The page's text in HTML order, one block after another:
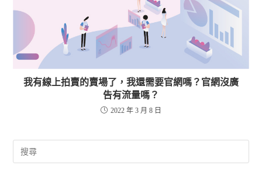
我有線上拍賣的賣場了，我還需要官網嗎？官網沒廣
告有流量嗎？
2022 年 3 月 8 日